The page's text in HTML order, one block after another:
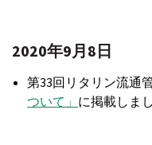
2020年9月8日
第33回リタリン流通
ついて」 に掲載しまし